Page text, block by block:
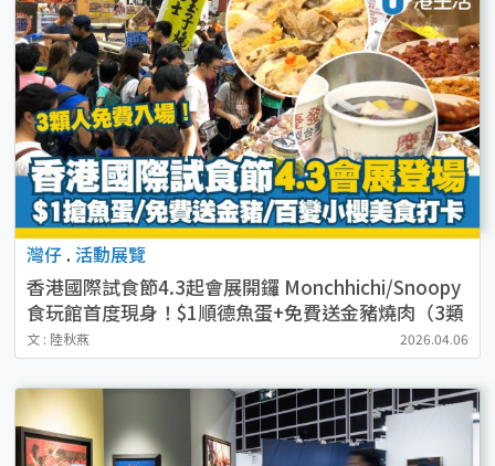
灣仔 . 活動展覽
香港國際試食節4.3起會展開鑼 Monchhichi/Snoopy
食玩館首度現身！$1順德魚蛋+免費送金豬燒肉（3類
人免費入場）
文 : 陸秋燕 2026.04.06